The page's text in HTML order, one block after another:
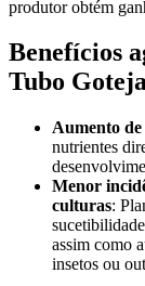
produtor obtém
Benefícios
Tubo
Aumento
nutrientes
Menor
culturas:
assim como
insetos ou